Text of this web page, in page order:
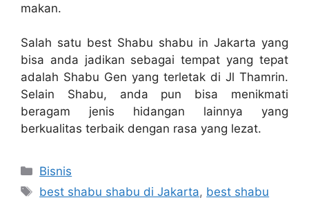
makan.
Salah satu best Shabu shabu in Jakarta yang
bisa anda jadikan sebagai tempat yang tepat
adalah Shabu Gen yang terletak di Jl Thamrin.
Selain Shabu, anda pun bisa menikmati
beragam jenis hidangan lainnya yang
berkualitas terbaik dengan rasa yang lezat.
Categories
Bisnis
Tags
best shabu shabu di Jakarta, best shabu